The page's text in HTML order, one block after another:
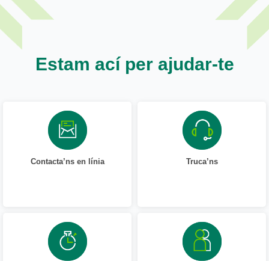
Estam ací per ajudar-te
Contacta’ns en línia Truca’ns